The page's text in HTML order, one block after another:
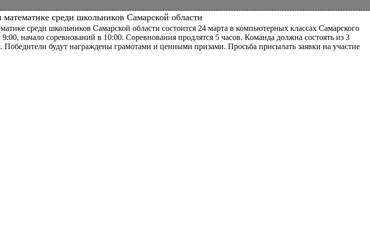
среди школьников Самарской области
среди школьников Самарской области состоится 24 марта в компьютерных классах Самарского
9:00, начало соревнований в 10:00. Соревнования продлятся 5 часов. Команда должна состоять из 3
Победители будут награждены грамотами и ценными призами. Просьба присылать заявки на участие